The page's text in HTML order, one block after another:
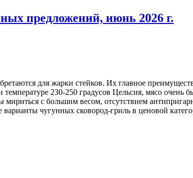
предложений, июнь 2026 г.
для жарки стейков. Их главное
230-250 градусов Цельсия, мясо очень
с большим весом, отсутствием
чугунных сковород-гриль в ценовой